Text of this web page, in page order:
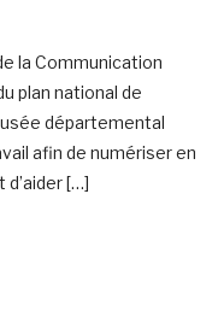
la Communication
plan national de
départemental
afin de numériser en
[…]